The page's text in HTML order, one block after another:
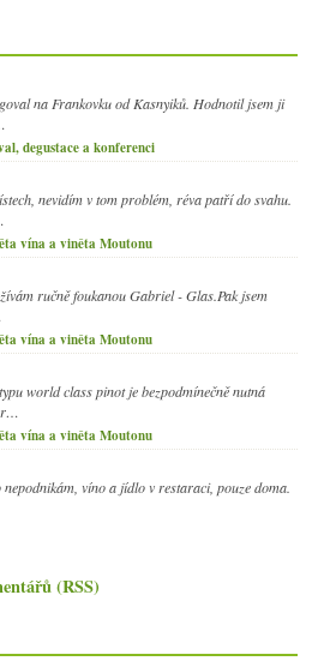
na Frankovku od Kasnyiků. Hodnotil jsem ji
degustace a konferenci
nevidím v tom problém, réva patří do svahu.
vína a viněta Moutonu
ručně foukanou Gabriel - Glas.Pak jsem
vína a viněta Moutonu
world class pinot je bezpodmínečně nutná
vína a viněta Moutonu
víno a jídlo v restaraci, pouze doma.
(RSS)